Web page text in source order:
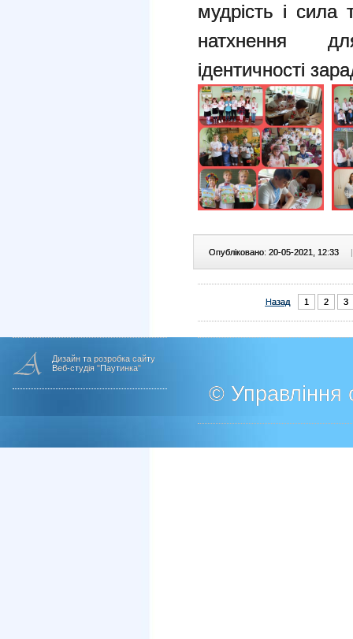
мудрість і сила
натхнення
ідентичності
Опубліковано: 20-05-2021, 12:33 |
Назад 1 2 3
Дизайн та розробка сайту
Веб-студія "Паутинка"
© Управління